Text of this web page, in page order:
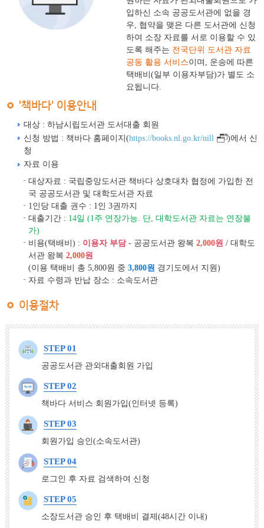
입하신 소속 공공도서관에 없을 경
우, 협약을 맺은 다른 도서관에 신청
하여 소장 자료를 서로 이용할 수 있
도록 해주는 전국단위 도서관 자료
공동 활용 서비스이며, 운송에 따른
택배비(일부 이용자부담)가 별도 소
요됩니다.
'책바다' 이용안내
대상 : 하남시립도서관 도서대출 회원
신청 방법 : 책바다 홈페이지(https://books.nl.go.kr/nill
)에서 신
청
자료 이용
대상자료 : 국립중앙도서관 책바다 상호대차 협정에 가입한 전
국 공공도서관 및 대학도서관 자료
1인당 대출 권수 : 1인 3권까지
대출기간 : 14일 (1주 연장가능. 단, 대학도서관 자료는 연장불
가)
비용(택배비) : 이용자 부담- 공공도서관 왕복2,000원 / 대학도
서관 왕복2,000원
(이용 택배비 총 5,800원 중3,800원 경기도에서 지원)
자료 수령과 반납 장소 : 소속도서관
이용절차
STEP 01
공공도서관 관외대출회원 가입
STEP 02
책바다 서비스 회원가입(인터넷 등록)
STEP 03
회원가입 승인(소속도서관)
STEP 04
로그인 후 자료 검색하여 신청
STEP 05
소장도서관 승인 후 택배비 결제(48시간 이내)